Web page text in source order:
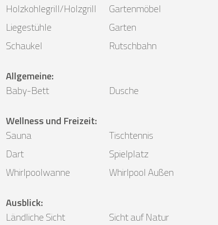
Holzkohlegrill/Holzgrill
Gartenmöbel
Liegestühle
Garten
Schaukel
Rutschbahn
Allgemeine:
Baby-Bett
Dusche
Wellness und Freizeit:
Sauna
Tischtennis
Dart
Spielplatz
Whirlpoolwanne
Whirlpool Außen
Ausblick:
Ländliche Sicht
Sicht auf Natur